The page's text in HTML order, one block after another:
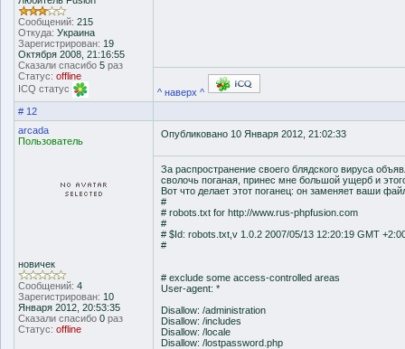
Сообщений: 215
Откуда: Украина
Зарегистрирован: 19
Октября 2008, 21:16:55
Сказали спасибо 5 раз
Статус: offline
ICQ статус
^ наверх ^
# 12
arcada
Пользователь
новичек
Сообщений: 4
Зарегистрирован: 10
Января 2012, 20:53:35
Сказали спасибо 0 раз
Статус: offline
Опубликовано 10 Января 2012, 21:02:33
За распространение своего блядского вируса
сволочь поганая, принес мне большой ущерб и
Вот что делает этот поганец: он заменяет ваши
#
# robots.txt for http://www.rus-phpfusion.com
#
# $Id: robots.txt,v 1.0.2 2007/05/13 12:20:19 GMT
#
# exclude some access-controlled areas
User-agent: *
Disallow: /administration
Disallow: /includes
Disallow: /locale
Disallow: /lostpassword.php